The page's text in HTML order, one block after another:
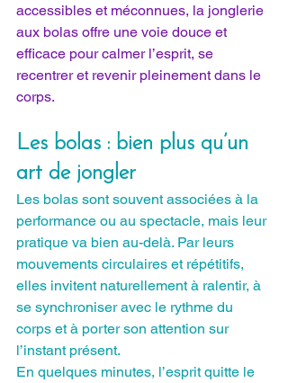
accessibles et méconnues, la jonglerie
aux bolas offre une voie douce et
efficace pour calmer l’esprit, se
recentrer et revenir pleinement dans le
corps.
Les bolas : bien plus qu’un
art de jongler
Les bolas sont souvent associées à la
performance ou au spectacle, mais leur
pratique va bien au-delà. Par leurs
mouvements circulaires et répétitifs,
elles invitent naturellement à ralentir, à
se synchroniser avec le rythme du
corps et à porter son attention sur
l’instant présent.
En quelques minutes, l’esprit quitte le